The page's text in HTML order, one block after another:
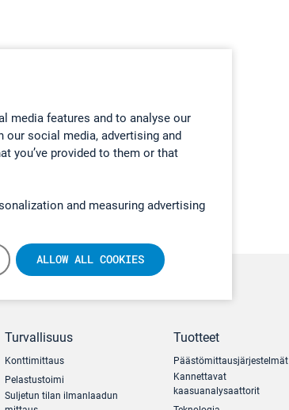
media features and to analyse our
social media, advertising and
you’ve provided to them or that
and measuring advertising
ALLOW ALL COOKIES
Turvallisuus
Konttimittaus
Pelastustoimi
Suljetun tilan ilmanlaadun
Tuotteet
Päästömittausjärjestelmät
Kannettavat
kaasuanalysaattorit